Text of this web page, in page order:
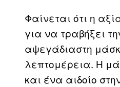
Φαίνεται ότι η
για να τραβήξει
αψεγάδιαστη
λεπτομέρεια. Η
και ένα αιδοίο